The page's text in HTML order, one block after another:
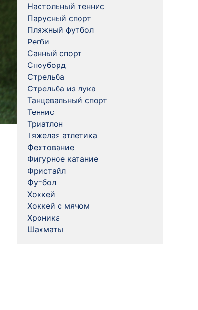
Настольный теннис
Парусный спорт
Пляжный футбол
Регби
Санный спорт
Сноуборд
Стрельба
Стрельба из лука
Танцевальный спорт
Теннис
Триатлон
Тяжелая атлетика
Фехтование
Фигурное катание
Фристайл
Футбол
Хоккей
Хоккей с мячом
Хроника
Шахматы